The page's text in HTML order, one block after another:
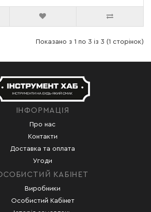
Показано з 1 по 3 із 3 (1 сторінок)
ІНФОРМАЦІЯ
Про нас
Контакти
Доставка та оплата
Угоди
КАБІНЕТ
Виробники
Особистий Кабінет